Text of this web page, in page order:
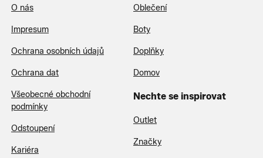
O nás
Impresum
Ochrana osobních údajů
Ochrana dat
Všeobecné obchodní
podmínky
Odstoupení
Kariéra
Oblečení
Boty
Doplňky
Domov
Nechte se inspirovat
Outlet
Značky